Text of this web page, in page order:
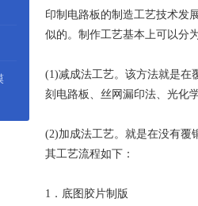
印制电路板的制造工艺技术发
似的。制作工艺基本上可以分
(1)减成法工艺。该方法就是在
刻电路板、丝网漏印法、光化
(2)加成法工艺。就是在没有覆
其工艺流程如下：
1．底图胶片制版